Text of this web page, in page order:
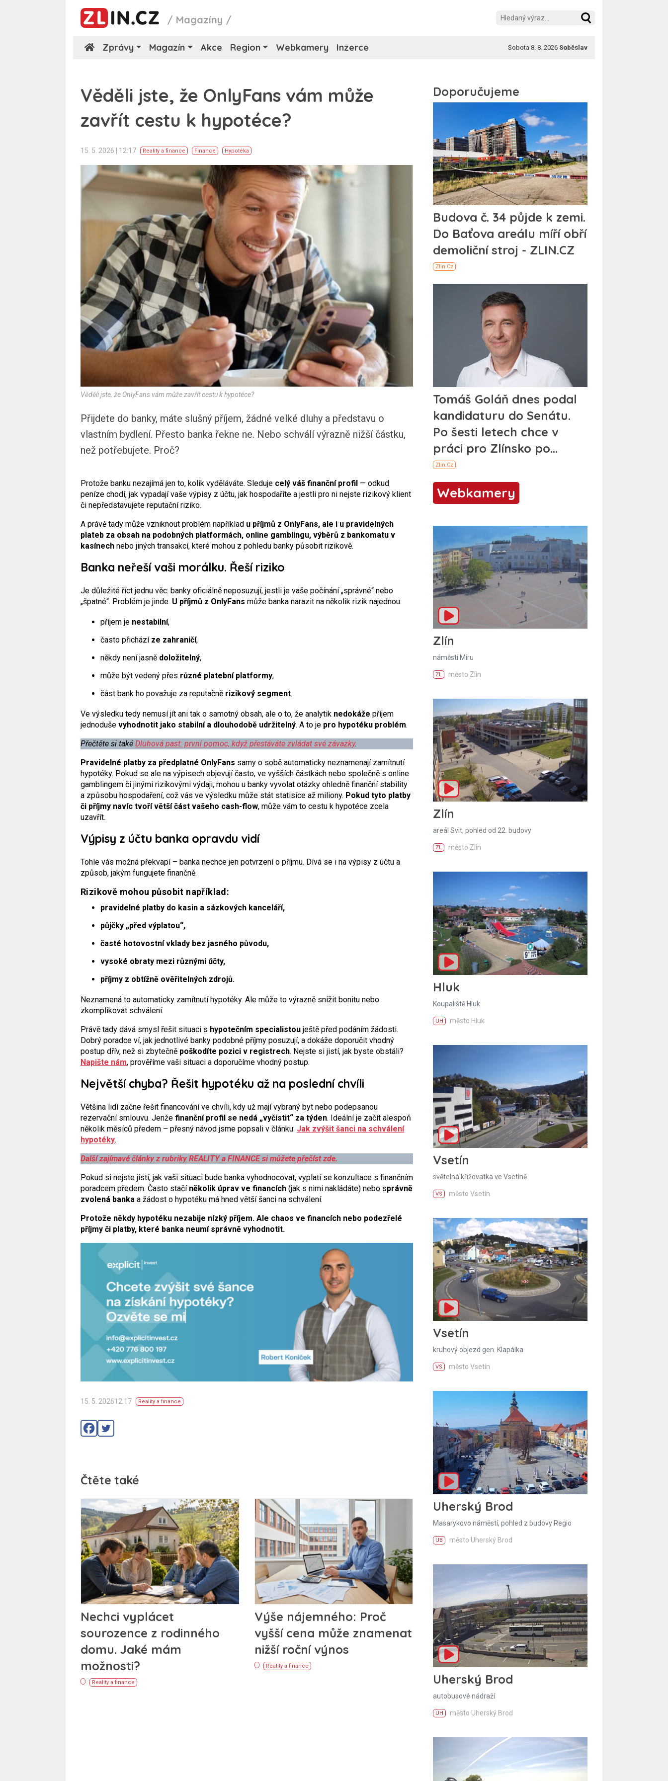
/ Magazíny /
Zprávy Magazín Akce Region Webkamery Inzerce Sobota 8. 8. 2026 Soběslav
Věděli jste, že OnlyFans vám může
zavřít cestu k hypotéce?
15. 5. 2026 | 12:17 Reality a finance Finance Hypotéka
Věděli jste, že OnlyFans vám může zavřít cestu k hypotéce?
Přijdete do banky, máte slušný příjem, žádné velké dluhy a představu o
vlastním bydlení. Přesto banka řekne ne. Nebo schválí výrazně nižší částku,
než potřebujete. Proč?
Protože banku nezajímá jen to, kolik vyděláváte. Sleduje celý váš finanční profil — odkud
peníze chodí, jak vypadají vaše výpisy z účtu, jak hospodaříte a jestli pro ni nejste rizikový klient
či nepředstavujete reputační riziko.
A právě tady může vzniknout problém například u příjmů z OnlyFans, ale i u pravidelných
plateb za obsah na podobných platformách, online gamblingu, výběrů z bankomatu v
kasínech nebo jiných transakcí, které mohou z pohledu banky působit rizikově.
Banka neřeší vaši morálku. Řeší riziko
Je důležité říct jednu věc: banky oficiálně neposuzují, jestli je vaše počínání „správné“ nebo
„špatné“. Problém je jinde. U příjmů z OnlyFans může banka narazit na několik rizik najednou:
příjem je nestabilní,
často přichází ze zahraničí,
někdy není jasně doložitelný,
může být vedený přes různé platební platformy,
část bank ho považuje za reputačně rizikový segment.
Ve výsledku tedy nemusí jít ani tak o samotný obsah, ale o to, že analytik nedokáže příjem
jednoduše vyhodnotit jako stabilní a dlouhodobě udržitelný. A to je pro hypotéku problém.
Přečtěte si také Dluhová past: první pomoc, když přestáváte zvládat své závazky.
Pravidelné platby za předplatné OnlyFans samy o sobě automaticky neznamenají zamítnutí
hypotéky. Pokud se ale na výpisech objevují často, ve vyšších částkách nebo společně s online
gamblingem či jinými rizikovými výdaji, mohou u banky vyvolat otázky ohledně finanční stability
a způsobu hospodaření, což vás ve výsledku může stát statisíce až miliony. Pokud tyto platby
či příjmy navíc tvoří větší část vašeho cash-flow, může vám to cestu k hypotéce zcela
uzavřít.
Výpisy z účtu banka opravdu vidí
Tohle vás možná překvapí – banka nechce jen potvrzení o příjmu. Dívá se i na výpisy z účtu a
způsob, jakým fungujete finančně.
Rizikově mohou působit například:
pravidelné platby do kasin a sázkových kanceláří,
půjčky „před výplatou“,
časté hotovostní vklady bez jasného původu,
vysoké obraty mezi různými účty,
příjmy z obtížně ověřitelných zdrojů.
Neznamená to automaticky zamítnutí hypotéky. Ale může to výrazně snížit bonitu nebo
zkomplikovat schválení.
Právě tady dává smysl řešit situaci s hypotečním specialistou ještě před podáním žádosti.
Dobrý poradce ví, jak jednotlivé banky podobné příjmy posuzují, a dokáže doporučit vhodný
postup dřív, než si zbytečně poškodíte pozici v registrech. Nejste si jistí, jak byste obstáli?
Napište nám, prověříme vaši situaci a doporučíme vhodný postup.
Největší chyba? Řešit hypotéku až na poslední chvíli
Většina lidí začne řešit financování ve chvíli, kdy už mají vybraný byt nebo podepsanou
rezervační smlouvu. Jenže finanční profil se nedá „vyčistit“ za týden. Ideální je začít alespoň
několik měsíců předem – přesný návod jsme popsali v článku: Jak zvýšit šanci na schválení
hypotéky.
Další zajímavé články z rubriky REALITY a FINANCE si můžete přečíst zde.
Pokud si nejste jistí, jak vaši situaci bude banka vyhodnocovat, vyplatí se konzultace s finančním
poradcem předem. Často stačí několik úprav ve financích (jak s nimi nakládáte) nebo správně
zvolená banka a žádost o hypotéku má hned větší šanci na schválení.
Protože někdy hypotéku nezabije nízký příjem. Ale chaos ve financích nebo podezřelé
příjmy či platby, které banka neumí správně vyhodnotit.
15. 5. 202612:17 Reality a finance
Čtěte také
Nechci vyplácet
sourozence z rodinného
domu. Jaké mám
možnosti?
Reality a finance
Výše nájemného: Proč
vyšší cena může znamenat
nižší roční výnos
Reality a finance
Webkamery
Zlín
náměstí Míru
ZL město Zlín
Zlín
areál Svit, pohled od 22. budovy
ZL město Zlín
Hluk
Koupaliště Hluk
UH město Hluk
Vsetín
světelná křižovatka ve Vsetíně
VS město Vsetín
Vsetín
kruhový objezd gen. Klapálka
VS město Vsetín
Uherský Brod
Masarykovo náměstí, pohled z budovy Regio
UB město Uherský Brod
Uherský Brod
autobusové nádraží
UH město Uherský Brod